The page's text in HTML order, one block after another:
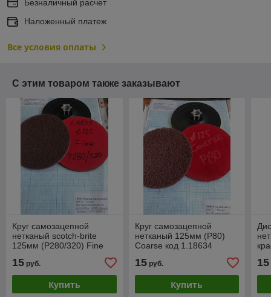
Безналичный расчет
Наложенный платеж
Все условия оплаты
С этим товаром также заказывают
Круг самозацепной
нетканый scotch-brite
125мм (Р280/320) Fine
15 руб.
Купить
Круг самозацепной
нетканый 125мм (Р80)
Coarse код 1.18634
15руб.
Купить
15